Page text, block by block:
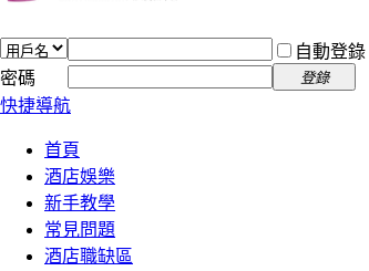
自動登錄
密碼
登錄
快捷導航
首頁
酒店娛樂
新手教學
常見問題
酒店職缺區